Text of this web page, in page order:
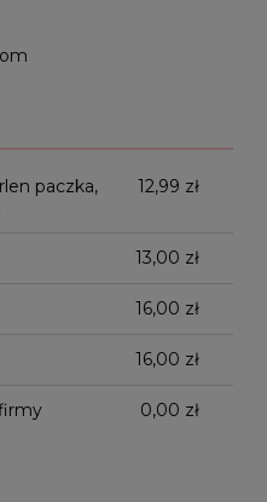
kosztów
paczka,
12,99 zł
13,00 zł
16,00 zł
16,00 zł
0,00 zł